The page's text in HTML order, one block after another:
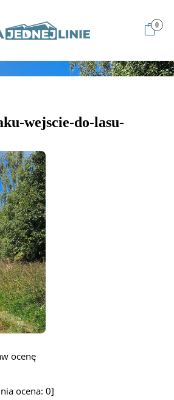
0
trekking z dzieckiem? Rodzinna wędrówka
poczatek-szlaku-wejscie-do-
wejscie-do-lasu-
ocenę
ocena: 0]